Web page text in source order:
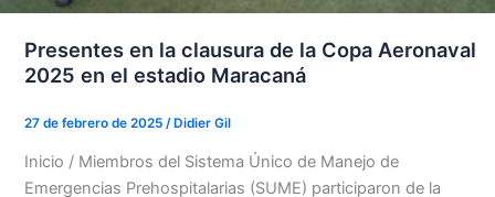
Presentes en la clausura de la Copa Aeronaval
2025 en el estadio Maracaná
27 de febrero de 2025 /Didier Gil
Inicio / Miembros del Sistema Único de Manejo de
Emergencias Prehospitalarias (SUME) participaron de la